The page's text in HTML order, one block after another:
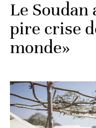
Le Soudan
pire crise
monde»